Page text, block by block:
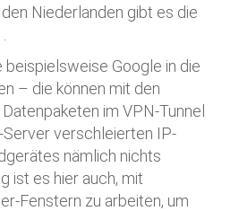
Niederlanden gibt es die
beispielsweise Google in die
– die können mit den
im VPN-Tunnel
Server verschleierten IP-
nämlich nichts
ist es hier auch, mit
Fenstern zu arbeiten, um